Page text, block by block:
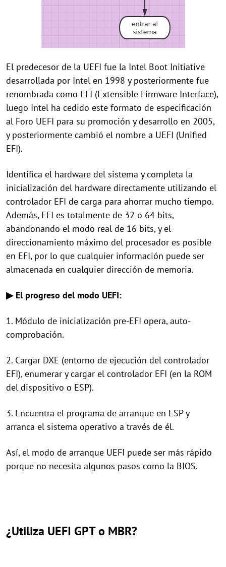
El predecesor de la UEFI fue la Intel Boot Initiative
desarrollada por Intel en 1998 y posteriormente fue
renombrada como EFI (Extensible Firmware Interface),
luego Intel ha cedido este formato de especificación
al Foro UEFI para su promoción y desarrollo en 2005,
y posteriormente cambió el nombre a UEFI (Unified
EFI).
Identifica el hardware del sistema y completa la
inicialización del hardware directamente utilizando el
controlador EFI de carga para ahorrar mucho tiempo.
Además, EFI es totalmente de 32 o 64 bits,
abandonando el modo real de 16 bits, y el
direccionamiento máximo del procesador es posible
en EFI, por lo que cualquier información puede ser
almacenada en cualquier dirección de memoria.
▶ El progreso del modo UEFI:
1. Módulo de inicialización pre-EFI opera, auto-
comprobación.
2. Cargar DXE (entorno de ejecución del controlador
EFI), enumerar y cargar el controlador EFI (en la ROM
del dispositivo o ESP).
3. Encuentra el programa de arranque en ESP y
arranca el sistema operativo a través de él.
Así, el modo de arranque UEFI puede ser más rápido
porque no necesita algunos pasos como la BIOS.
¿Utiliza UEFI GPT o MBR?